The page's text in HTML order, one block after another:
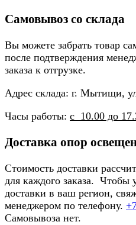
Самовывоз со склада
Вы можете забрать товар
после подтверждения
заказа к отгрузке.
Адрес склада: г. Мытищи,
Часы работы: с 10.00 до
Доставка опор
Стоимость доставки
для каждого заказа. Чтобы
доставки в ваш регион,
менеджером по телефону.
Самовывоза нет.